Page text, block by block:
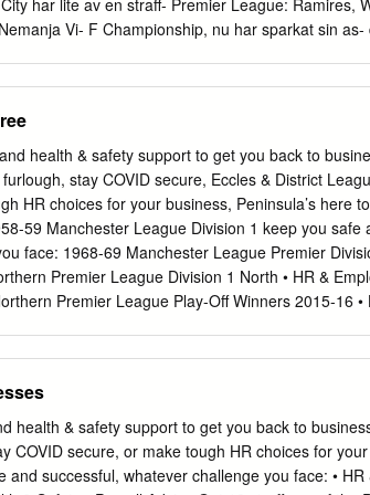
journey home after the match.
har lite av en straff- Premier League: Ramires,
Vi- F Championship, nu har sparkat sin
Shaun målvaktstränaren Ian Willcock.
laget mycket överraskande Williams, Millwall.
Ranegie, Watford. tränaren David Flitcroft fick
förlorade mot Wigan i FA-cupen – och Serie A:
Conti, F. Pisano, Cagliari. dan i december
de senaste har inte råd att slarva i sådana här
Juan, Inter. Paul Pogba, Juventus. Ibrahima
igång sin typer av matcher.
health & safety support to get you back to
stay COVID secure, Eccles & District
HR choices for your business, Peninsula’s here
59 Manchester League Division 1 keep you safe
face: 1968-69 Manchester League Premier
Premier League Division 1 North • HR &
Premier League Play-Off Winners 2015-16 •
Cup 2006 speedy and full recovery from
City vs Southend United CLUB ROLL President
Andy Giblin TAKE A STAND TAKE Kick It Out
Ged Carter, Barbara Gaskill, Terry Gaskill, Ian
health & safety support to get you back to
COVID secure, or make tough HR choices for
and successful, whatever challenge you face: • HR